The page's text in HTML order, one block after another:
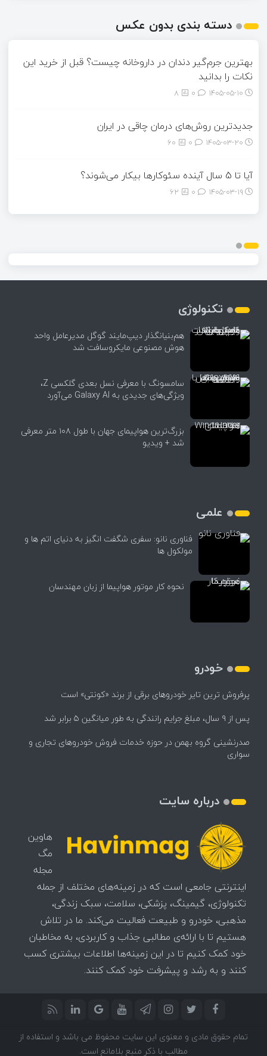
دسته بندی بدون عکس
بهترین جرم‌گیر دندان در داروخانه چیست؟ قبل از خرید این
نکات را بدانید
۱۴۰۵-۰۵-۱۰ 8
جدیدترین روش‌های درمان چاقی در ایران
۱۴۰۵-۰۳-۲۰ 60
آیا تا 5 سال آینده سئوکارها بیکار می‌شوند؟
۱۴۰۵-۰۳-۱۹ 62
تکنولوژی
هم‌بنیانگذار دیپ‌مایند گوگل مدیرعامل واحد
هوش مصنوعی مایکروسافت شد
سامسونگ با معرفی نسل بعدی گلکسی Z،
ویژگی‌های جدیدی به Galaxy AI می‌آورد
بزرگ‌ترین هواپیمای جهان با طول ۱۰۸ متر معرفی
شد + ویدیو
علمی
فناوری نانو: سفری شگفت انگیز به دنیای اتم ها و
مولکول ها
نحوه کار موتور هواپیما از زبان مهندسان
خودرو
پرفروش ترین تایر خودروهای برقی از برند «کونتی» است
پس از ۹ سال، مبلغ جرایم رانندگی به طور میانگین ۵ برابر شد
صدرنشینی گروه بهمن در حوزه خدمات فروش خودروهای تجاری و
سواری
درباره سایت
هاوین
مگ
مجله
اینترنتی جامعی است که در زمینه‌های مختلف از جمله
تکنولوژی، گیمینگ، پزشکی، سلامت، سبک زندگی،
مذهبی، خودرو و طبیعت فعالیت می‌کند. ما در تلاش
هستیم تا با ارائه‌ی مطالبی جذاب و کاربردی، به مخاطبان
خود کمک کنیم تا در این زمینه‌ها اطلاعات بیشتری کسب
کنند و به رشد و پیشرفت خود کمک کنند.
تمام حقوق مادی و معنوی این سایت محفوظ می باشد و استفاده از
مطالب با ذکر منبع بلامانع است.